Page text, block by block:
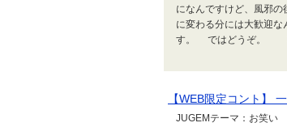
になんですけど、風邪
に変わる分には大歓迎
す。 ではどうぞ。
【WEB限定コント】
JUGEMテーマ：お笑い